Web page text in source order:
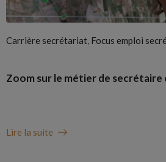
Carrière secrétariat, Focus emploi
Zoom sur le métier de secrétaire
Lire la suite